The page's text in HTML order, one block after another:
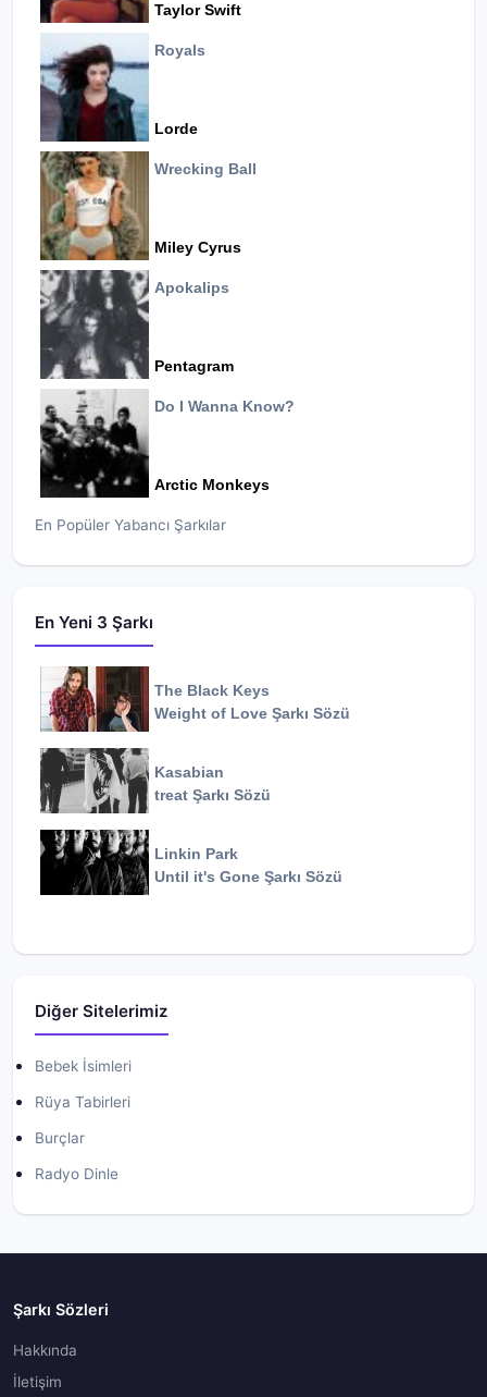
Taylor Swift
Royals
Lorde
Wrecking Ball
Miley Cyrus
Apokalips
Pentagram
Do I Wanna Know?
Arctic Monkeys
En Popüler Yabancı Şarkılar
En Yeni 3 Şarkı
The Black Keys
Weight of Love Şarkı Sözü
Kasabian
treat Şarkı Sözü
Linkin Park
Until it's Gone Şarkı Sözü
Diğer Sitelerimiz
Bebek İsimleri
Rüya Tabirleri
Burçlar
Radyo Dinle
Şarkı Sözleri
Hakkında
İletişim